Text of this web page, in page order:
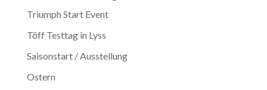
Triumph Start Event
Töff Testtag in Lyss
Saisonstart / Ausstellung
Ostern